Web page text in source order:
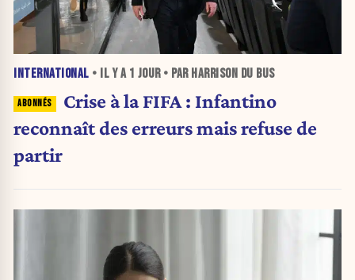
INTERNATIONAL • IL Y A 1 JOUR• PAR HARRISON DU BUS
Crise à la FIFA : Infantino
reconnaît des erreurs mais refuse de
partir